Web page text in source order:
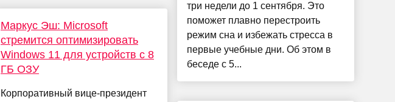
Маркус Эш: Microsoft
стремится оптимизировать
Windows 11 для устройств с 8
ГБ ОЗУ
Корпоративный вице-президент
три недели до 1 сентября. Это
поможет плавно перестроить
режим сна и избежать стресса в
первые учебные дни. Об этом в
беседе с 5...